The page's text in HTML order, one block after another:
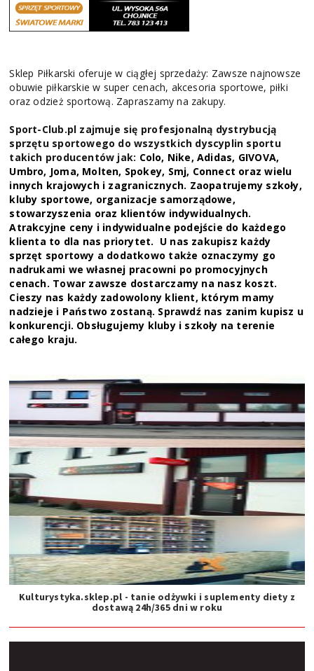
Sklep Piłkarski oferuje w ciągłej sprzedaży: Zawsze najnowsze
obuwie piłkarskie w super cenach, akcesoria sportowe, piłki
oraz odzież sportową. Zapraszamy na zakupy.
Sport-Club.pl zajmuje się profesjonalną dystrybucją
sprzętu sportowego do wszystkich dyscyplin sportu
takich producentów jak: Colo, Nike, Adidas, GIVOVA,
Umbro, Joma, Molten, Spokey, Smj, Connect oraz wielu
innych krajowych i zagranicznych. Zaopatrujemy szkoły,
kluby sportowe, organizacje samorządowe,
stowarzyszenia oraz klientów indywidualnych.
Atrakcyjne ceny i indywidualne podejście do każdego
klienta to dla nas priorytet. U nas zakupisz każdy
sprzęt sportowy a dodatkowo także oznaczymy go
nadrukami we własnej pracowni po promocyjnych
cenach. Towar zawsze dostarczamy na nasz koszt.
Cieszy nas każdy zadowolony klient, którym mamy
nadzieje i Państwo zostaną. Sprawdź nas zanim kupisz u
konkurencji. Obsługujemy kluby i szkoły na terenie
całego kraju.
Kulturystyka.sklep.pl - tanie odżywki i suplementy diety z
dostawą 24h/365 dni w roku